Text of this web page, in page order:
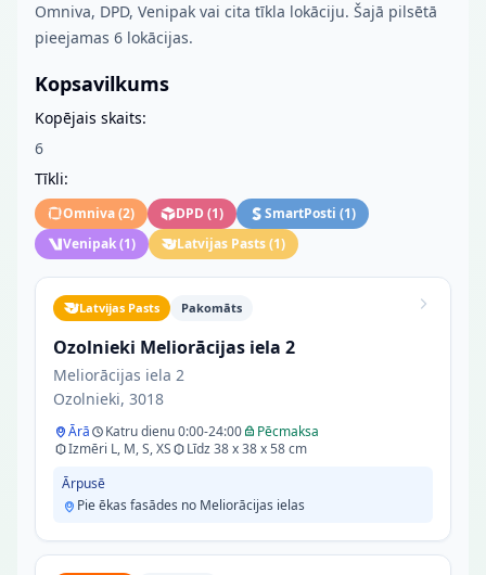
Omniva, DPD, Venipak vai cita tīkla lokāciju. Šajā pilsētā
pieejamas 6 lokācijas.
Kopsavilkums
Kopējais skaits:
6
Tīkli:
Omniva(2) DPD(1) SmartPosti (1)
Venipak(1) Latvijas Pasts(1)
Latvijas Pasts Pakomāts
Ozolnieki Meliorācijas iela 2
Meliorācijas iela 2
Ozolnieki, 3018
Ārā Katru dienu 0:00-24:00
Pēcmaksa
Izmēri L, M, S, XS
Līdz 38 x 38 x 58 cm
Ārpusē
Pie ēkas fasādes no Meliorācijas ielas